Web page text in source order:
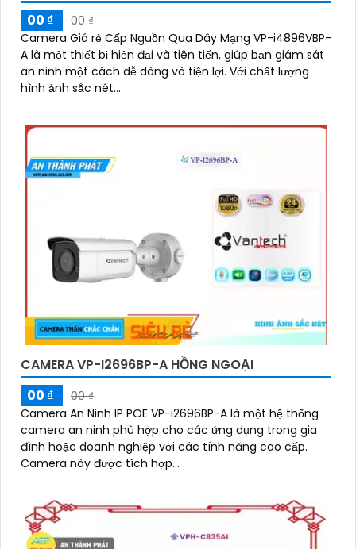
00 ₫
00 ₫
Camera Giá rẻ Cấp Nguồn Qua Dây Mạng VP-i4896VBP-
A là một thiết bị hiện đại và tiên tiến, giúp bạn giám sát
an ninh một cách dễ dàng và tiện lợi. Với chất lượng
hình ảnh sắc nét...
CAMERA VP-I2696BP-A HỒNG NGOẠI
00 ₫
00 ₫
Camera An Ninh IP POE VP-i2696BP-A là một hệ thống
camera an ninh phù hợp cho các ứng dụng trong gia
đình hoặc doanh nghiệp với các tính năng cao cấp.
Camera này được tích hợp...